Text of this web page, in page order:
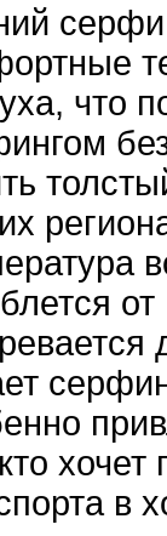
что
хочет
в